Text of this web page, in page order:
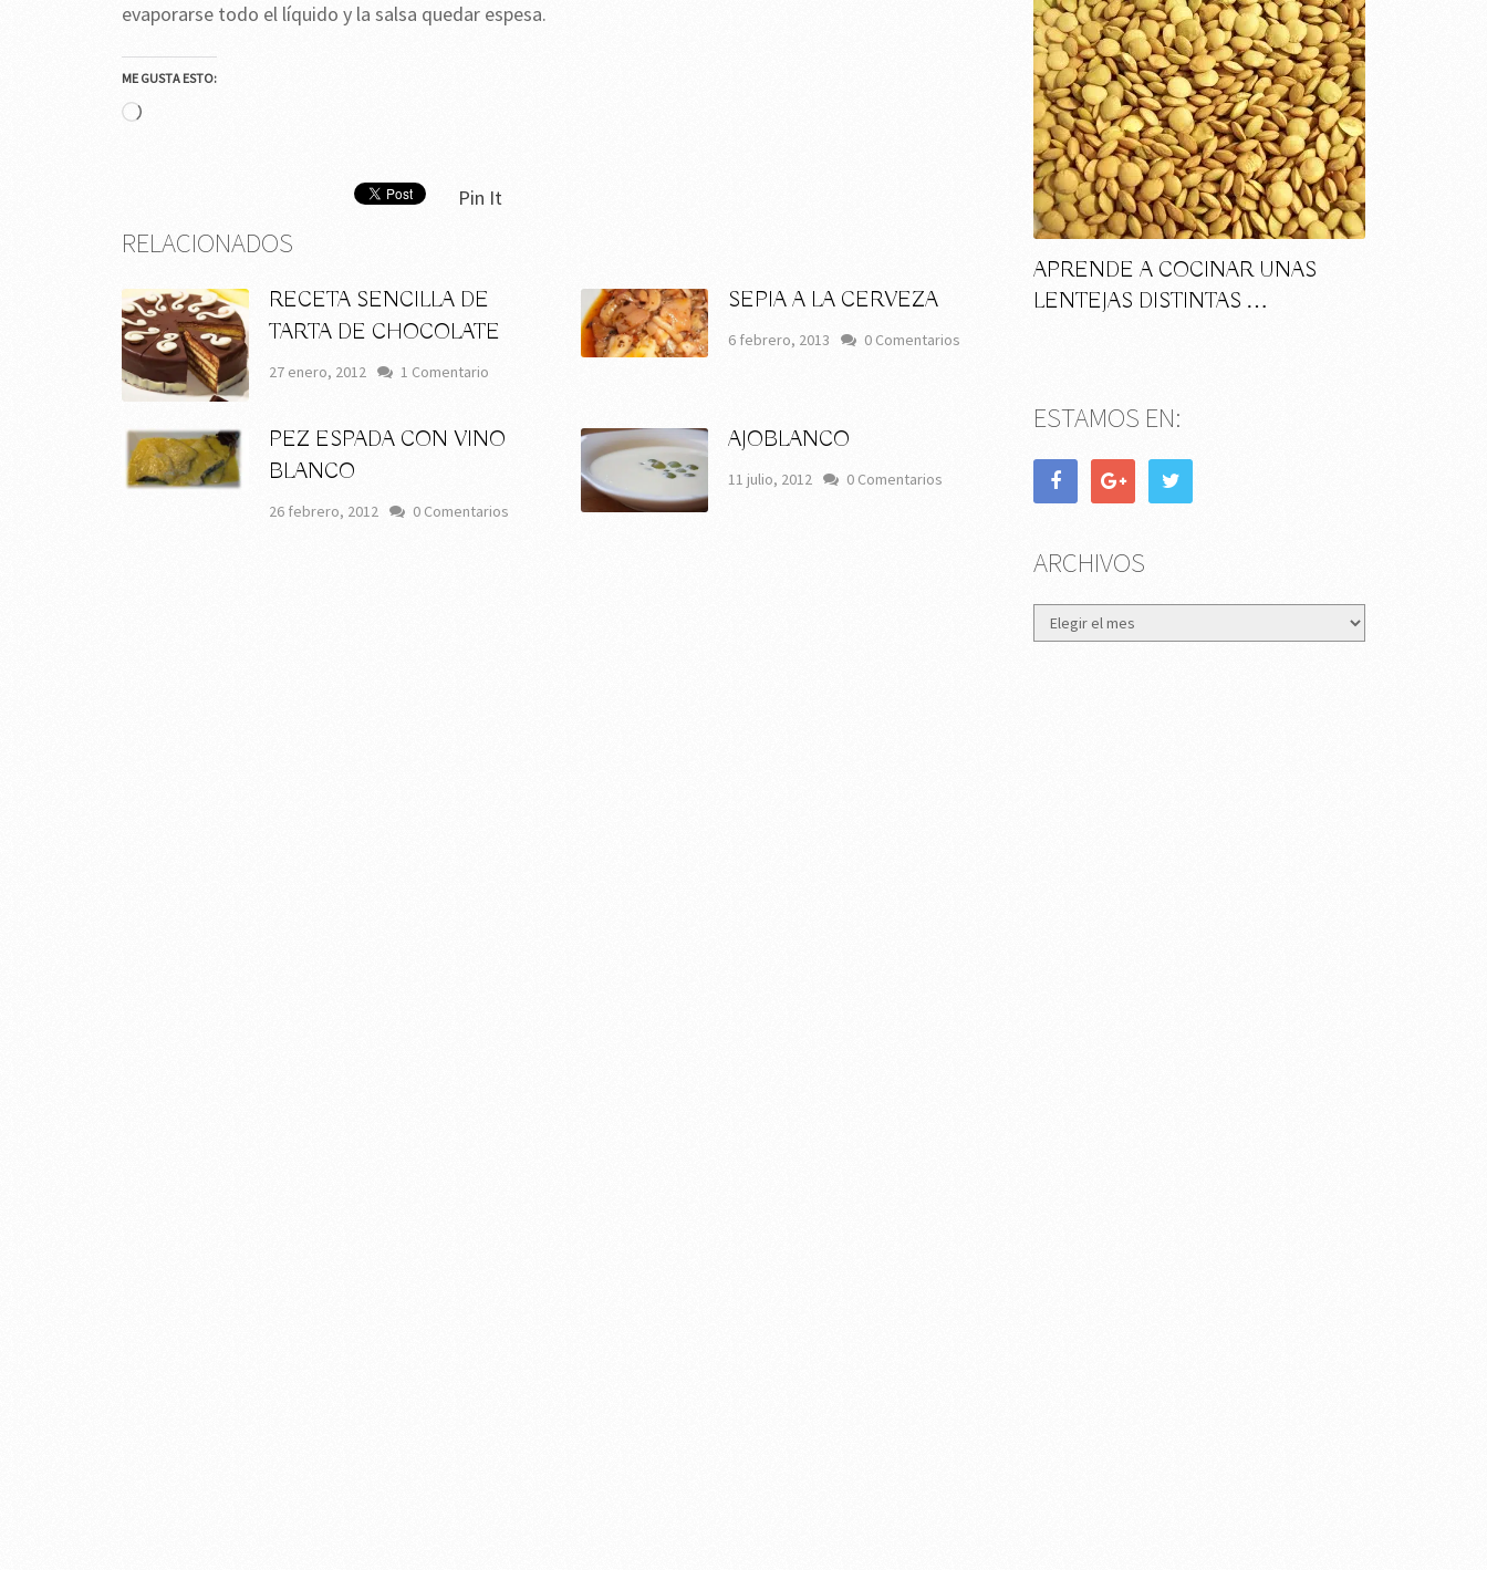
evaporarse todo el líquido y la salsa quedar espesa.
ME GUSTA ESTO:
Cargando...
Pin It
RELACIONADOS
RECETA SENCILLA DE
TARTA DE CHOCOLATE
27 enero, 2012 1 Comentario
SEPIA A LA CERVEZA
6 febrero, 2013 0 Comentarios
PEZ ESPADA CON VINO
BLANCO
26 febrero, 2012 0 Comentarios
AJOBLANCO
11 julio, 2012 0 Comentarios
APRENDE A COCINAR UNAS
LENTEJAS DISTINTAS …
ESTAMOS EN:
ARCHIVOS
Archivos